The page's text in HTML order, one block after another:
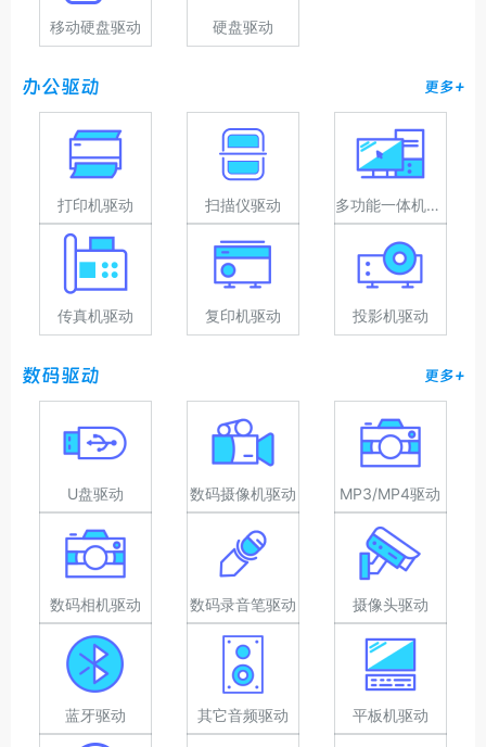
移动硬盘驱动 硬盘驱动
办公驱动 更多+
打印机驱动 扫描仪驱动 多功能一体机驱动
传真机驱动 复印机驱动 投影机驱动
数码驱动 更多+
U盘驱动 数码摄像机驱动 MP3/MP4驱动
数码相机驱动 数码录音笔驱动 摄像头驱动
蓝牙驱动 其它音频驱动 平板机驱动